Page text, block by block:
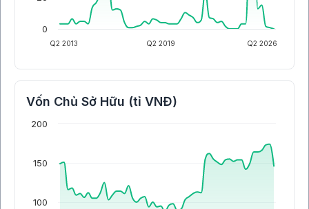
Q2 2013 Q2 2019 Q2 2026
0
Vốn Chủ Sở Hữu (tỉ VNĐ)
100
150
200